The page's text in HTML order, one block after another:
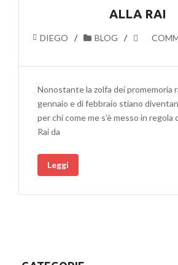
ALLA RAI
DIEGO BLOG
Nonostante la zolfa dei promemoria
gennaio e di febbraio stiano
per chi come me s’è messo in regola
Rai da
Leggi